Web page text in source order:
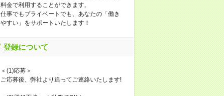
料金で利用することができます。
仕事でもプライベートでも、あなたの「働き
やすい」をサポートいたします！
登録について
＜(1)応募＞
ご応募後、弊社より追ってご連絡いたします!